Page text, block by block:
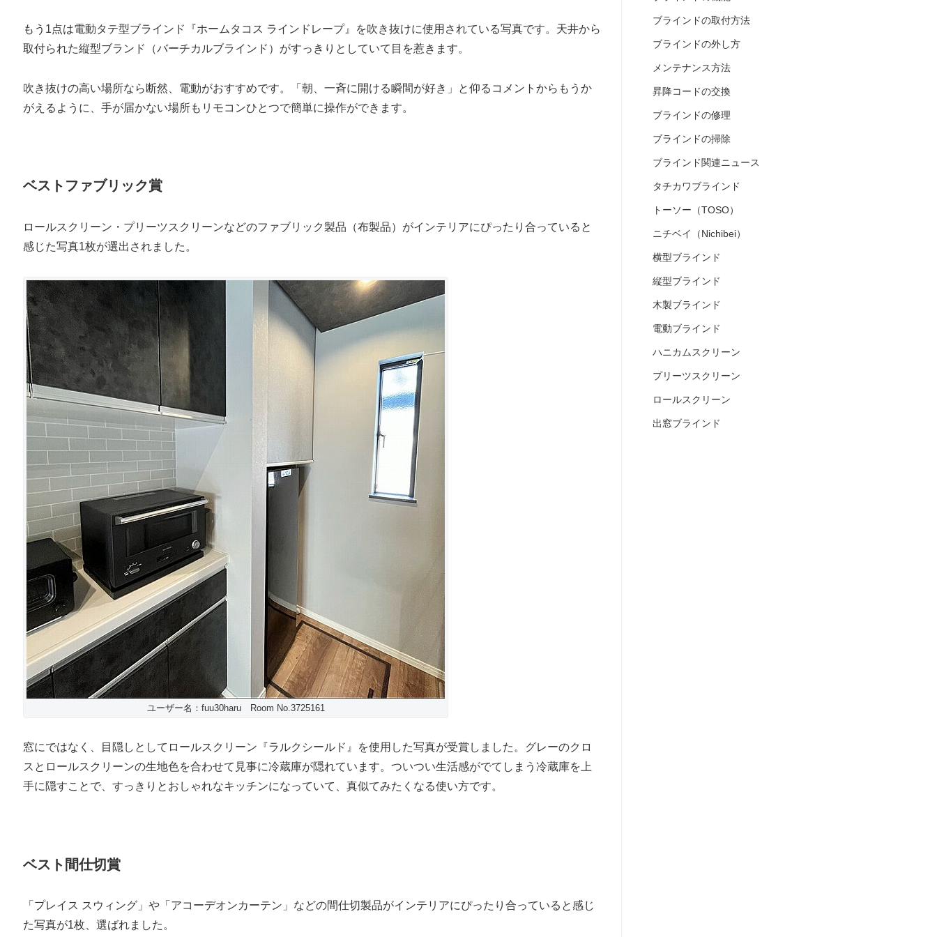
もう1点は電動タテ型ブラインド『ホームタコス ラインドレープ』を吹き抜けに使用されている写真です。天井から
取付られた縦型ブランド（バーチカルブラインド）がすっきりとしていて目を惹きます。
吹き抜けの高い場所なら断然、電動がおすすめです。「朝、一斉に開ける瞬間が好き」と仰るコメントからもうか
がえるように、手が届かない場所もリモコンひとつで簡単に操作ができます。
ベストファブリック賞
ロールスクリーン・プリーツスクリーンなどのファブリック製品（布製品）がインテリアにぴったり合っていると
感じた写真1枚が選出されました。
ユーザー名：fuu30haru Room No.3725161
窓にではなく、目隠しとしてロールスクリーン『ラルクシールド』を使用した写真が受賞しました。グレーのクロ
スとロールスクリーンの生地色を合わせて見事に冷蔵庫が隠れています。ついつい生活感がでてしまう冷蔵庫を上
手に隠すことで、すっきりとおしゃれなキッチンになっていて、真似てみたくなる使い方です。
ベスト間仕切賞
「プレイス スウィング」や「アコーデオンカーテン」などの間仕切製品がインテリアにぴったり合っていると感じ
た写真が1枚、選ばれました。
ブラインドの取付方法
ブラインドの外し方
メンテナンス方法
昇降コードの交換
ブラインドの修理
ブラインドの掃除
ブラインド関連ニュース
タチカワブラインド
トーソー（TOSO）
ニチベイ（Nichibei）
横型ブラインド
縦型ブラインド
木製ブラインド
電動ブラインド
ハニカムスクリーン
プリーツスクリーン
ロールスクリーン
出窓ブラインド